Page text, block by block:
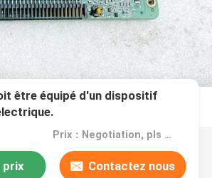
être équipé d'un dispositif
Prix：Negotiation, pls contact me
prix Contactez nous